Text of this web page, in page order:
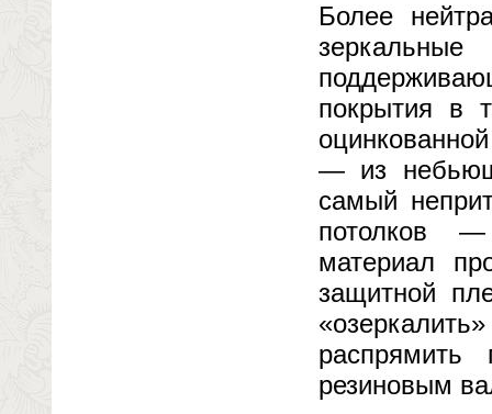
Более
зеркальные
покрытия в
— из
самый
потолков —
материал
защитной
распрямить
резиновым